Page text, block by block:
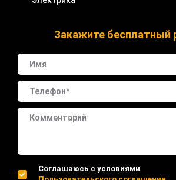
Закажите бесплатный
Соглашаюсь с условиями